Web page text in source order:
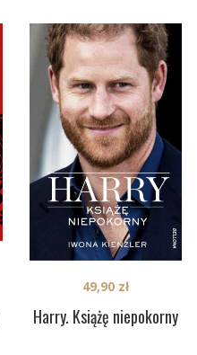
Harry. Książę niepokorny
49,90 zł